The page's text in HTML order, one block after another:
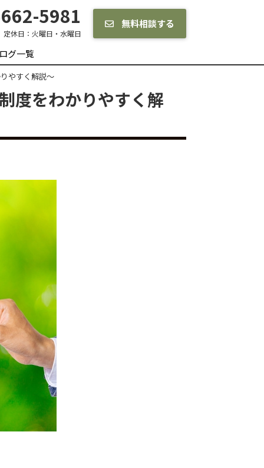
5981
定休日： 火曜日・水曜日
無料相談する
グ一覧
やすく解説〜
度をわかりやすく解